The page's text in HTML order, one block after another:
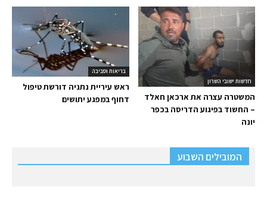
בריאות וסביבה
ראש עיריית נתניה דורשת טיפול
דחוף במפגע יתושים
חדשות ישובי השרון
המשטרה עצרה את ארכאן חאלד
– החשוד בפיגוע הדריסה בכפר
יונה
המובילים השבוע